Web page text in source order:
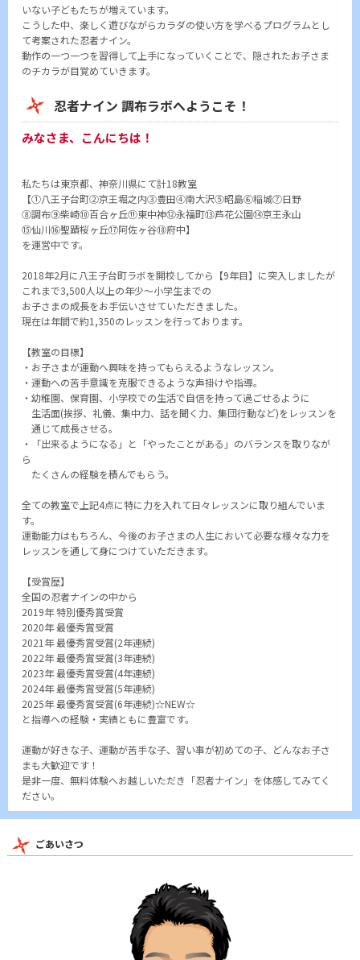
いない子どもたちが増えています。
こうした中、楽しく遊びながらカラダの使い方を学べるプログラムとし
て考案された忍者ナイン。
動作の一つ一つを習得して上手になっていくことで、隠されたお子さま
のチカラが目覚めていきます。
忍者ナイン 調布ラボへようこそ！
みなさま、こんにちは！
私たちは東京都、神奈川県にて計18教室
【①八王子台町②京王堀之内③豊田④南大沢⑤昭島⑥稲城⑦日野
⑧調布⑨柴崎⑩百合ヶ丘⑪東中神⑫永福町⑬芦花公園⑭京王永山
⑮仙川⑯聖蹟桜ヶ丘⑰阿佐ヶ谷⑱府中】
を運営中です。
2018年2月に八王子台町ラボを開校してから【9年目】に突入しましたが
これまで3,500人以上の年少～小学生までの
お子さまの成長をお手伝いさせていただきました。
現在は年間で約1,350のレッスンを行っております。
【教室の目標】
・お子さまが運動へ興味を持ってもらえるようなレッスン。
・運動への苦手意識を克服できるような声掛けや指導。
・幼稚園、保育園、小学校での生活で自信を持って過ごせるように
生活面(挨拶、礼儀、集中力、話を聞く力、集団行動など)をレッスンを
通じて成長させる。
・「出来るようになる」と「やったことがある」のバランスを取りなが
ら
たくさんの経験を積んでもらう。
全ての教室で上記4点に特に力を入れて日々レッスンに取り組んでいま
す。
運動能力はもちろん、今後のお子さまの人生において必要な様々な力を
レッスンを通して身につけていただきます。
【受賞歴】
全国の忍者ナインの中から
2019年 特別優秀賞受賞
2020年 最優秀賞受賞
2021年 最優秀賞受賞(2年連続)
2022年 最優秀賞受賞(3年連続)
2023年 最優秀賞受賞(4年連続)
2024年 最優秀賞受賞(5年連続)
2025年 最優秀賞受賞(6年連続)☆NEW☆
と指導への経験・実績ともに豊富です。
運動が好きな子、運動が苦手な子、習い事が初めての子、どんなお子さ
まも大歓迎です！
是非一度、無料体験へお越しいただき「忍者ナイン」を体感してみてく
ださい。
ごあいさつ